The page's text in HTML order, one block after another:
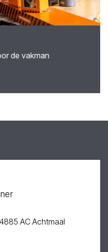
de vakman
AC Achtmaal